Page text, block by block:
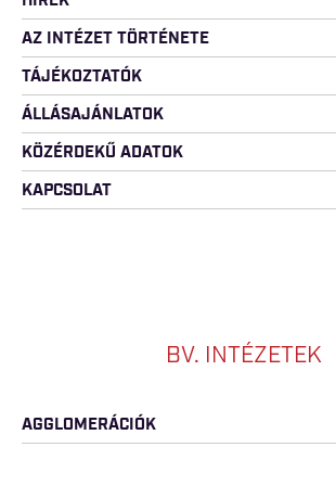
AZ INTÉZET TÖRTÉNETE
TÁJÉKOZTATÓK
ÁLLÁSAJÁNLATOK
KÖZÉRDEKŰ ADATOK
KAPCSOLAT
BV. INTÉZETEK
AGGLOMERÁCIÓK